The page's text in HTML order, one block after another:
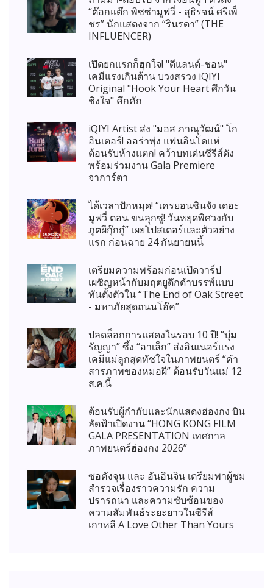
“ต๊อกแต๊ก พิซซ่ามูฟวี่ - สุธิรจน์ ศรีเพ็
ชร” นักแสดงจาก “รินรดา” (THE
INFLUENCER)
เปิดยกแรกก็ฮุกใจ! "ดีแลนด์-ชอน"
เคมีแรงเกินต้าน บวงสรวง iQIYI
Original "Hook Your Heart ศึกวัน
ชิงใจ" คึกคัก
iQIYI Artist ส่ง "มอส ภาณุวัฒน์" โก
อินเตอร์! ออร่าพุ่ง แฟนอินโดแห่
ต้อนรับห้างแตก! คว้าบทเด่นซีรีส์ดัง
พร้อมร่วมงาน Gala Premiere
จาการ์ตา
ได้เวลาปักหมุด! “เครยอนชินจัง เดอะ
มูฟวี่ ตอน ขนลุกซู่! วันหยุดพิศวงกับ
ภูตผีกุ๊กกู๋” เผยโปสเตอร์และตัวอย่าง
แรก ก่อนฉาย 24 กันยายนนี้
เตรียมความพร้อมก่อนเปิดวาร์ป
เผชิญหน้ากับมฤตยูดึกดำบรรพ์แบบ
ทันตั้งตัวใน “The End of Oak Street
- มหาภัยสุดถนนโอ๊ค”
ปลดล็อกการแสดงในรอบ 10 ปี! “บุ๋ม
รัญญา” ซึ้ง “อาเล็ก” ส่งอินเนอร์แรง
เคมีแม่ลูกสุดทัชใจในภาพยนตร์ “คำ
สารภาพของหมอผี” ต้อนรับวันแม่ 12
ส.ค.นี้
ต้อนรับผู้กำกับและนักแสดงฮ่องกง บิน
ลัดฟ้าเปิดงาน “HONG KONG FILM
GALA PRESENTATION เทศกาล
ภาพยนตร์ฮ่องกง 2026”
ซอคังจุน และ อันอึนจิน เตรียมพาผู้ชม
สำรวจเรื่องราวความรัก ความ
ปรารถนา และความซับซ้อนของ
ความสัมพันธ์ระยะยาวในซีรีส์
เกาหลี A Love Other Than Yours